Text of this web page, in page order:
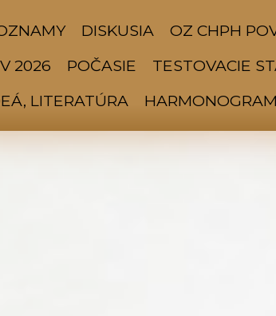
DISKUSIA OZ CHPH
2026
POČASIE TESTOVACIE
LITERATÚRA